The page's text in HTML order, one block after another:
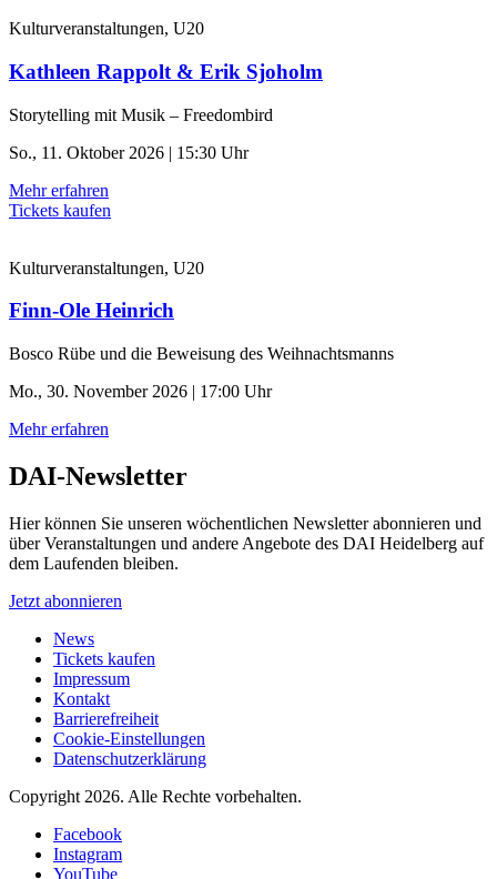
Kulturveranstaltungen, U20
Kathleen Rappolt & Erik Sjoholm
Storytelling mit Musik – Freedombird
So., 11. Oktober 2026 | 15:30 Uhr
Mehr erfahren
Tickets kaufen
Kulturveranstaltungen, U20
Finn-Ole Heinrich
Bosco Rübe und die Beweisung des Weihnachtsmanns
Mo., 30. November 2026 | 17:00 Uhr
Mehr erfahren
DAI-Newsletter
Hier können Sie unseren wöchentlichen Newsletter abonnieren und
über Veranstaltungen und andere Angebote des DAI Heidelberg auf
dem Laufenden bleiben.
Jetzt abonnieren
News
Tickets kaufen
Impressum
Kontakt
Barrierefreiheit
Cookie-Einstellungen
Datenschutzerklärung
Copyright 2026. Alle Rechte vorbehalten.
Facebook
Instagram
YouTube